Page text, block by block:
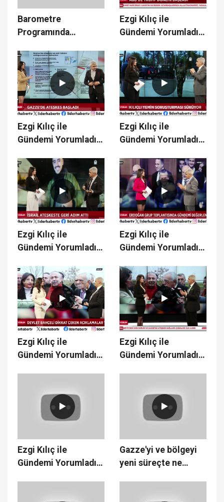
Barometre
Programında
27.01.2025
Ezgi Kılıç ile
Gündemi Yorumladık
Ezgi Kılıç ile
Gündemi Yorumladık
Ezgi Kılıç ile
Gündemi Yorumladık
Ezgi Kılıç ile
Gündemi Yorumladık
Ezgi Kılıç ile
Gündemi Yorumladık
Ezgi Kılıç ile
Gündemi Yorumladık
Ezgi Kılıç ile
Gündemi Yorumladık
Ezgi Kılıç ile
Gündemi Yorumladık
Gazze'yi ve bölgeyi
yeni süreçte ne